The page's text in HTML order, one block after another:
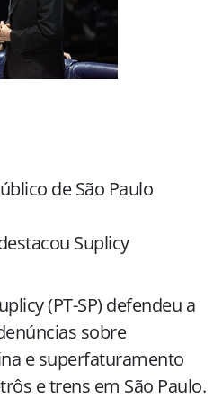
de São Paulo
Suplicy
(PT-SP) defendeu a
sobre
e superfaturamento
e trens em São Paulo.